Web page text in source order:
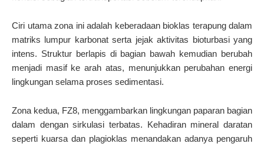
Ciri utama zona ini adalah keberadaan bioklas terapung dalam
matriks lumpur karbonat serta jejak aktivitas bioturbasi yang
intens. Struktur berlapis di bagian bawah kemudian berubah
menjadi masif ke arah atas, menunjukkan perubahan energi
lingkungan selama proses sedimentasi.
Zona kedua, FZ8, menggambarkan lingkungan paparan bagian
dalam dengan sirkulasi terbatas. Kehadiran mineral daratan
seperti kuarsa dan plagioklas menandakan adanya pengaruh